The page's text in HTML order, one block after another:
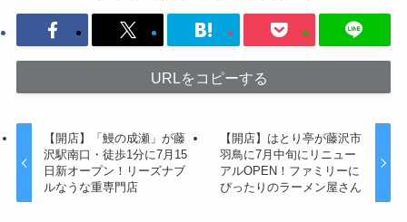
URLをコピーする
【開店】「鰻の成瀬」が藤
沢駅南口・徒歩1分に7月15
日新オープン！リーズナブ
ルなうな重専門店
【開店】はとり亭が藤沢市
羽鳥に7月中旬にリニュー
アルOPEN！ファミリーに
ぴったりのラーメン屋さん